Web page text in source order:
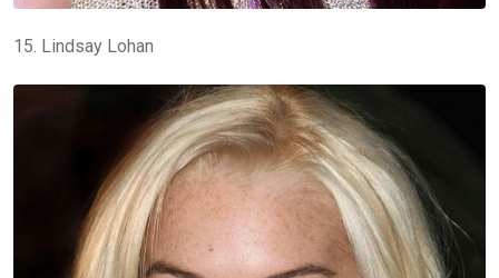
15. Lindsay Lohan